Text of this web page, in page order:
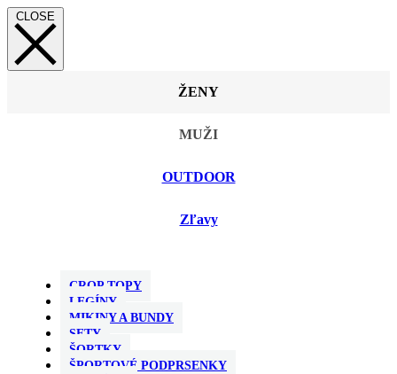
CLOSE
ŽENY
MUŽI
OUTDOOR
Zľavy
CROP TOPY
LEGÍNY
MIKINY A BUNDY
SETY
ŠORTKY
ŠPORTOVÉ PODPRSENKY